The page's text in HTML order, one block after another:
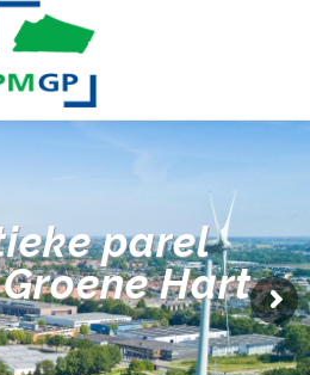
parel
Hart